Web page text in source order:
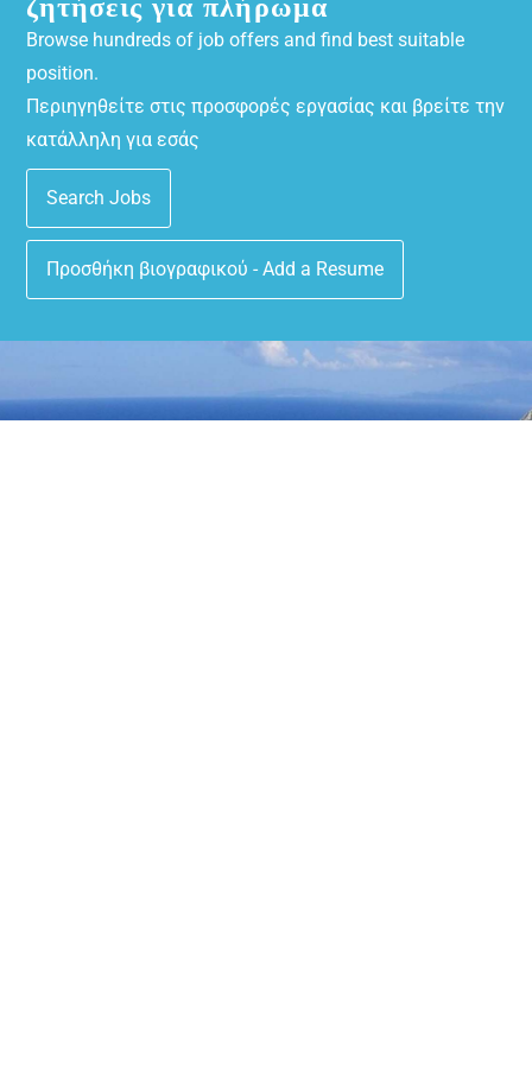
Browse hundreds of job offers and find best suitable
position.
Περιηγηθείτε στις προσφορές εργασίας και βρείτε την
κατάλληλη για εσάς
Search Jobs
Προσθήκη βιογραφικού - Add a Resume